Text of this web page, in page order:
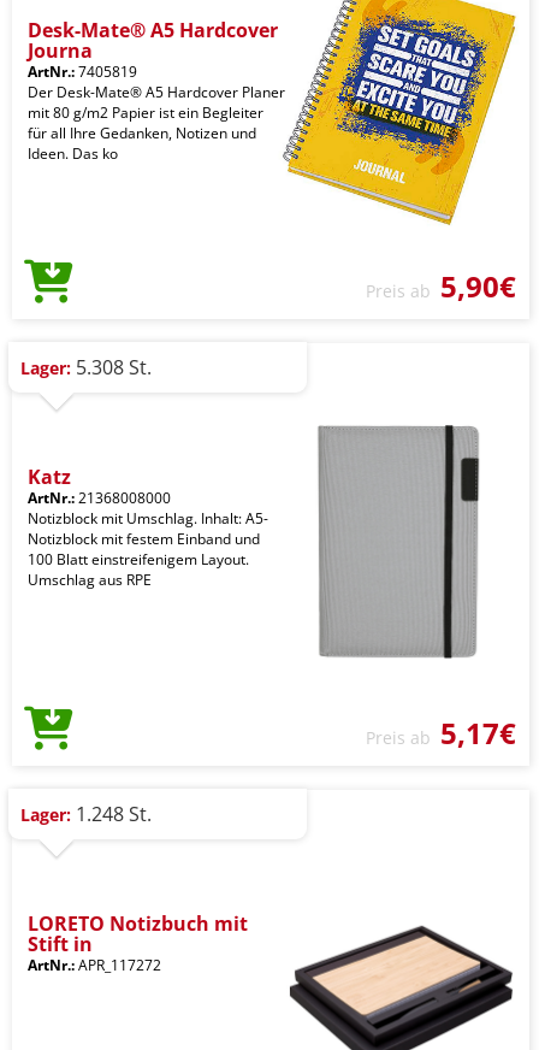
Desk-Mate® A5 Hardcover
Journa
ArtNr.:7405819
Der Desk-Mate® A5 Hardcover Planer
mit 80 g/m2 Papier ist ein Begleiter
für all Ihre Gedanken, Notizen und
Ideen. Das ko
Preis ab 5,90€
Lager: 5.308 St.
Katz
ArtNr.:21368008000
Notizblock mit Umschlag. Inhalt: A5-
Notizblock mit festem Einband und
100 Blatt einstreifenigem Layout.
Umschlag aus RPE
Preis ab 5,17€
Lager: 1.248 St.
LORETO Notizbuch mit
Stift in
ArtNr.:APR_117272